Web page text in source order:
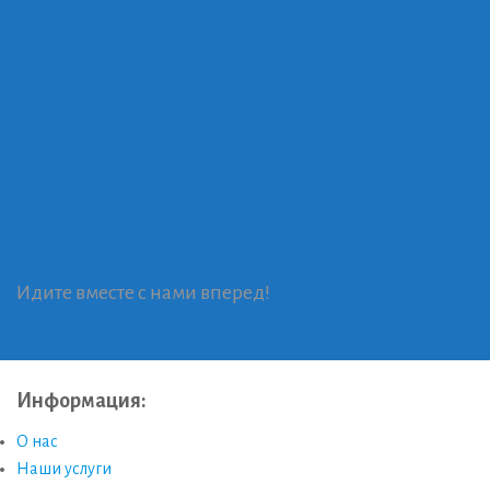
Идите вместе с нами вперед!
Информация:
О нас
Наши услуги